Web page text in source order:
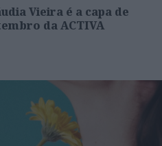
Vieira é a capa de
da ACTIVA